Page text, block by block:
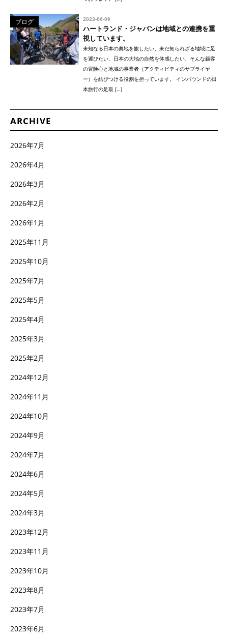
ブログ 2023-06-09
ハートランド・ジャパンは地域との連携を重
視しています。
未知なる日本の奥地を旅したい、未だ知られざる地域に足
を運びたい、日本の大地の自然を体感したい、そんな顧客
の冒険心と地域の事業者（アクティビティのサプライヤ
ー）を結びつける役割を担っています。 インバウンドの日
本旅行の足取 […]
ARCHIVE
2026年7月
2026年4月
2026年3月
2026年2月
2026年1月
2025年11月
2025年10月
2025年7月
2025年5月
2025年4月
2025年3月
2025年2月
2024年12月
2024年11月
2024年10月
2024年9月
2024年7月
2024年6月
2024年5月
2024年3月
2023年12月
2023年11月
2023年10月
2023年8月
2023年7月
2023年6月